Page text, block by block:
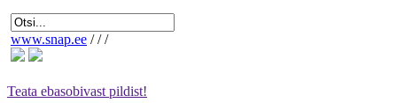
www.snap.ee / / /
Teata ebasobivast pildist!